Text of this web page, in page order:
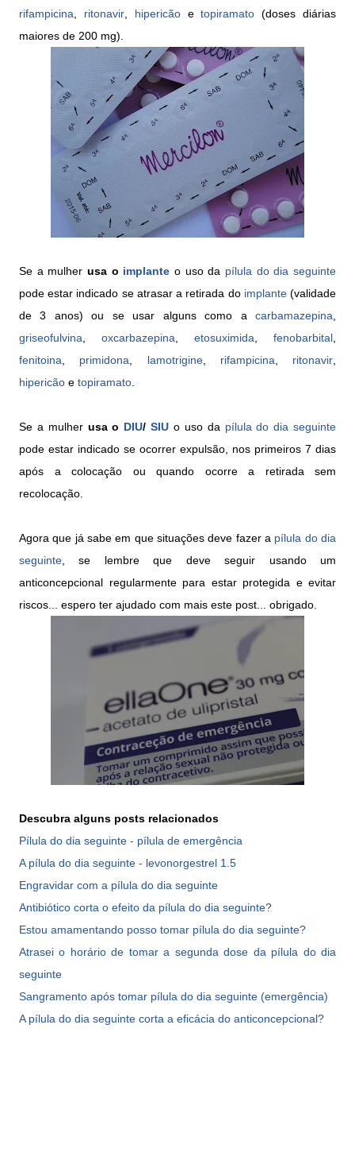
rifampicina ritonavir, hipericãoetopiramato (doses diárias
maiores de 200 mg).
Se a mulher usa o implante o uso da pílula do dia seguinte
pode estar indicado se atrasar a retirada do implante(validade
de 3 anos) ou se usar alguns como a carbamazepina
griseofulvina
oxcarbazepina etosuximida fenobarbital
fenitoina
primidona lamotrigine, rifampicina ritonavir
hipericão e topiramato
Se a mulher usa o DIU/SIU o uso da pílula do dia seguinte
pode estar indicado se ocorrer expulsão, nos primeiros 7 dias
após a colocação ou quando ocorre a retirada sem
recolocação.
Agora que já sabe em que situações deve fazer a pílula do dia
seguinte , se lembre que deve seguir usando um
anticoncepcional regularmente para estar protegida e evitar
riscos... espero ter ajudado com mais este post... obrigado.
Descubra alguns posts relacionados
Pílula do dia seguinte - pílula de emergência
A pílula do dia seguinte - levonorgestrel 1.5
Engravidar com a pílula do dia seguinte
Antibiótico corta o efeito da pílula do dia seguinte?
Estou amamentando posso tomar pílula do dia seguinte?
Atrasei o horário de tomar a segunda dose da pílula do dia
seguinte
Sangramento após tomar pílula do dia seguinte (emergência)
A pílula do dia seguinte corta a eficácia do anticoncepcional?